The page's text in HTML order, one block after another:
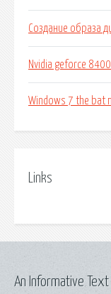
Создание образа
Nvidia geforce
Windows 7 the bat
Links
An Informative Text